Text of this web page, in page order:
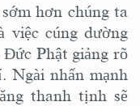
hơn chúng ta
cúng dường
Phật giảng rõ
Ngài nhấn mạnh
thanh tịnh sẽ